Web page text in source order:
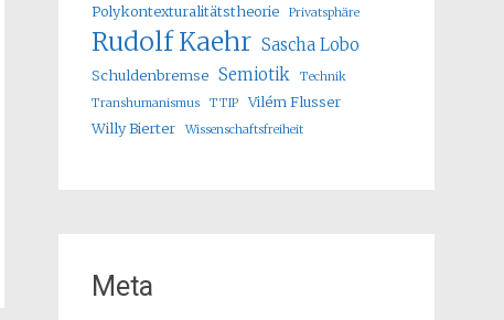
Polykontexturalitätstheorie Privatsphäre
Rudolf Kaehr Sascha Lobo
Schuldenbremse Semiotik
Technik
Transhumanismus
TTIP
Vilém Flusser
Willy Bierter
Wissenschaftsfreiheit
Meta